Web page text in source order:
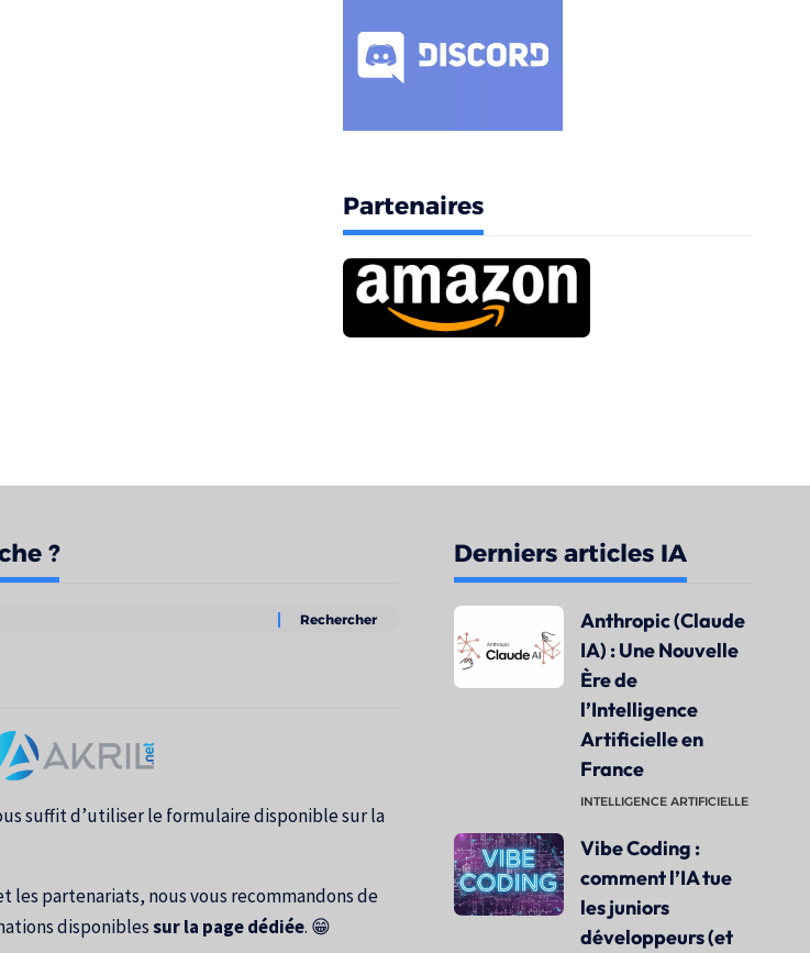
Partenaires
?
suffit d’utiliser le formulaire disponible sur la
les partenariats, nous vous recommandons de
disponiblessur la page dédiée. 😁
Derniers articles IA
Anthropic (Claude
IA) : Une Nouvelle
Ère de
l’Intelligence
Artificielle en
France
INTELLIGENCE ARTIFICIELLE
Vibe Coding :
comment l’IA tue
les juniors
développeurs (et